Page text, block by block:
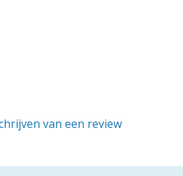
van een review